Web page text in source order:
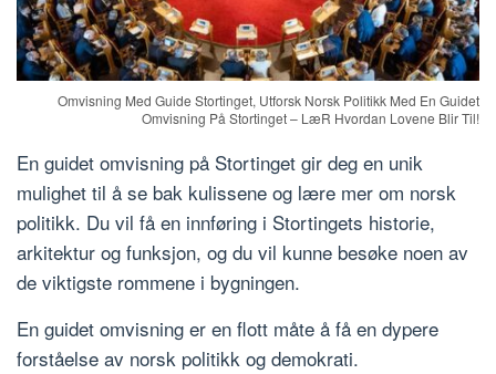
Omvisning Med Guide Stortinget, Utforsk Norsk Politikk Med En Guidet
Omvisning På Stortinget – LæR Hvordan Lovene Blir Til!
En guidet omvisning på Stortinget gir deg en unik
mulighet til å se bak kulissene og lære mer om norsk
politikk. Du vil få en innføring i Stortingets historie,
arkitektur og funksjon, og du vil kunne besøke noen av
de viktigste rommene i bygningen.
En guidet omvisning er en flott måte å få en dypere
forståelse av norsk politikk og demokrati.